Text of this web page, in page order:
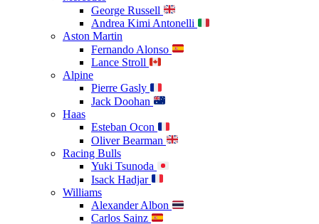
George Russell
Andrea Kimi Antonelli
Aston Martin
Fernando Alonso
Lance Stroll
Alpine
Pierre Gasly
Jack Doohan
Haas
Esteban Ocon
Oliver Bearman
Racing Bulls
Yuki Tsunoda
Isack Hadjar
Williams
Alexander Albon
Carlos Sainz